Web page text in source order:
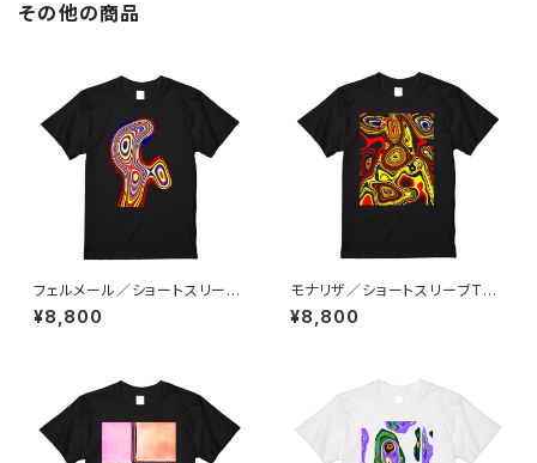
その他の商品
フェルメール／ショートスリーブ
Tシャツ／ブラック
¥8,800
モナリザ／ショートスリーブTシ
ャツ／ブラック
¥8,800